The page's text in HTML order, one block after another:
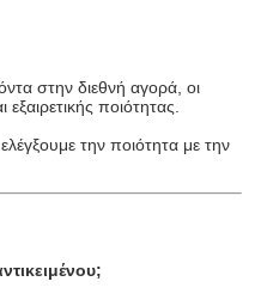
στην διεθνή αγορά, οι
ποιότητας.
την ποιότητα με την